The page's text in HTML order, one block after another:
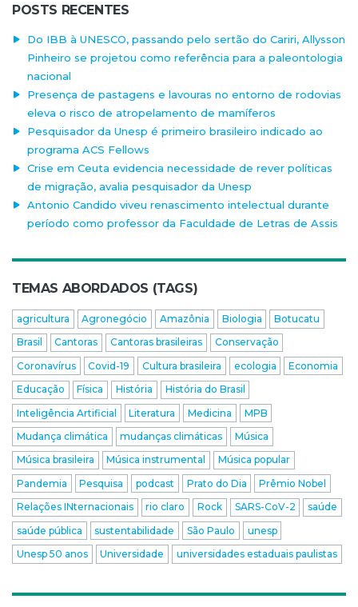
POSTS RECENTES
Do IBB à UNESCO, passando pelo sertão do Cariri, Allysson
Pinheiro se projetou como referência para a paleontologia
nacional
Presença de pastagens e lavouras no entorno de rodovias
eleva o risco de atropelamento de mamíferos
Pesquisador da Unesp é primeiro brasileiro indicado ao
programa ACS Fellows
Crise em Ceuta evidencia necessidade de rever políticas
de migração, avalia pesquisador da Unesp
Antonio Candido viveu renascimento intelectual durante
período como professor da Faculdade de Letras de Assis
TEMAS ABORDADOS (TAGS)
agricultura Agronegócio Amazônia Biologia
Botucatu
Brasil
Cantoras Cantoras brasileiras
Conservação
Coronavírus
Covid-19 Cultura brasileira ecologia
Economia
Educação
Física História
História do Brasil
Inteligência Artificial
Literatura Medicina
MPB
Mudança climática
mudanças climáticas
Música
Música brasileira
Música instrumental
Música popular
Pandemia
Pesquisa podcast Prato do Dia
Prêmio Nobel
Relações INternacionais
rio claro Rock SARS-CoV-2
saúde
saúde pública
sustentabilidade São Paulo
unesp
Unesp 50 anos
Universidade universidades estaduais paulistas